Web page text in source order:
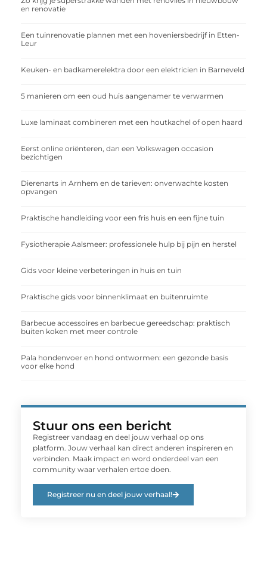
en renovatie
Een tuinrenovatie plannen met een hoveniersbedrijf in Etten-
Leur
Keuken- en badkamerelektra door een elektricien in Barneveld
5 manieren om een oud huis aangenamer te verwarmen
Luxe laminaat combineren met een houtkachel of open haard
Eerst online oriënteren, dan een Volkswagen occasion
bezichtigen
Dierenarts in Arnhem en de tarieven: onverwachte kosten
opvangen
Praktische handleiding voor een fris huis en een fijne tuin
Fysiotherapie Aalsmeer: professionele hulp bij pijn en herstel
Gids voor kleine verbeteringen in huis en tuin
Praktische gids voor binnenklimaat en buitenruimte
Barbecue accessoires en barbecue gereedschap: praktisch
buiten koken met meer controle
Pala hondenvoer en hond ontwormen: een gezonde basis
voor elke hond
Stuur ons een bericht
Registreer vandaag en deel jouw verhaal op ons
platform. Jouw verhaal kan direct anderen inspireren en
verbinden. Maak impact en word onderdeel van een
community waar verhalen ertoe doen.
Registreer nu en deel jouw verhaal!